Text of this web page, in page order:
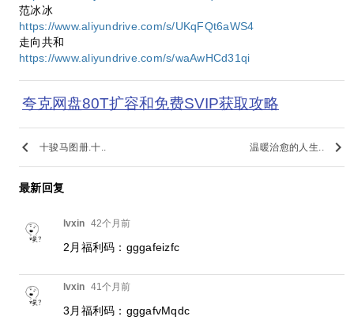
范冰冰
https://www.aliyundrive.com/s/UKqFQt6aWS4
走向共和
https://www.aliyundrive.com/s/waAwHCd31qi
夸克网盘80T扩容和免费SVIP获取攻略
keyboard_arrow_left 十骏马图册.十.. 温暖治愈的人生.. keyboard_arrow_right
最新回复
lvxin 42个月前
2月福利码：gggafeizfc
lvxin 41个月前
3月福利码：gggafvMqdc